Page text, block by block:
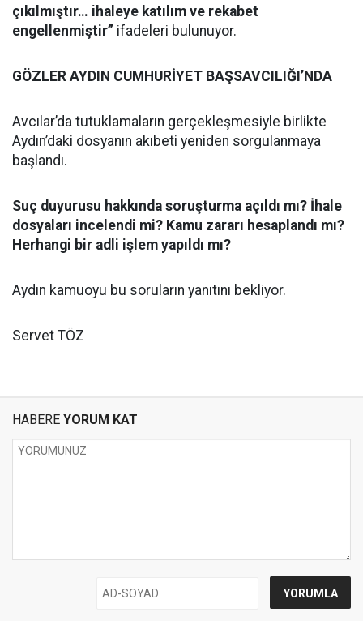
çıkılmıştır… ihaleye katılım ve rekabet
engellenmiştir” ifadeleri bulunuyor.
GÖZLER AYDIN CUMHURİYET BAŞSAVCILIĞI’NDA
Avcılar’da tutuklamaların gerçekleşmesiyle birlikte
Aydın’daki dosyanın akıbeti yeniden sorgulanmaya
başlandı.
Suç duyurusu hakkında soruşturma açıldı mı? İhale
dosyaları incelendi mi? Kamu zararı hesaplandı mı?
Herhangi bir adli işlem yapıldı mı?
Aydın kamuoyu bu soruların yanıtını bekliyor.
Servet TÖZ
HABERE YORUM KAT